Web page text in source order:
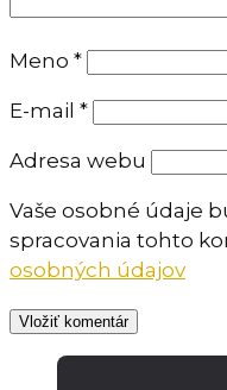
Meno *
E-mail *
Adresa webu
Vaše osobné údaje
spracovania tohto
osobných údajov